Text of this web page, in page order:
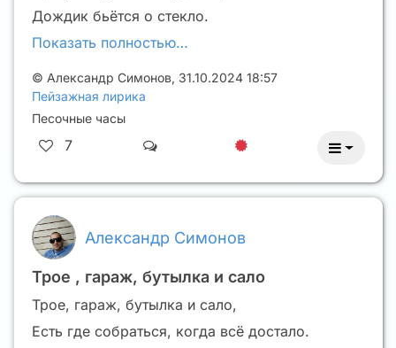
Дождик бьётся о стекло.
Показать полностью…
© Александр Симонов, 31.10.2024 18:57
Пейзажная лирика
Песочные часы
7
Александр Симонов
Трое , гараж, бутылка и сало
Трое, гараж, бутылка и сало,
Есть где собраться, когда всё достало.